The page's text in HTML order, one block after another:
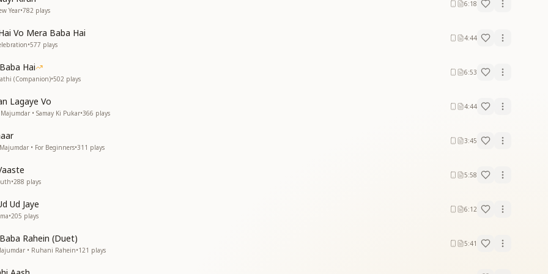
भागा
है अरुणाभाव
भागा
है अरुणाभाव
दिन निकलना है
बदलना है
ला
ला
के आधार
लिए अवतार
अवतार
है
बदलना है
ला
Year•782 plays
6:18
Vo Mera Baba Hai
•577 plays
4:44
Hai
(Companion)•502 plays
6:53
Lagaye Vo
• Samay Ki Pukar•366 plays
4:44
• For Beginners•311 plays
3:45
•288 plays
5:58
Ud Jaye
•205 plays
6:12
Rahein (Duet)
• Ruhani Rahein•121 plays
5:41